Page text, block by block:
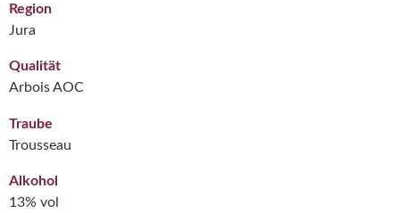
Region
Jura
Qualität
Arbois AOC
Traube
Trousseau
Alkohol
13% vol